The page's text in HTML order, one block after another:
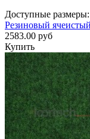
Доступные
Резиновый
2583.00 руб
Купить